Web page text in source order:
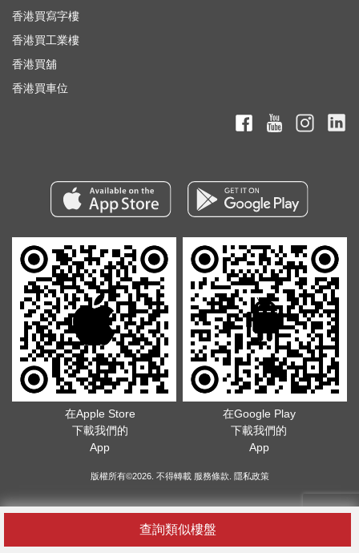
查詢類似樓盤
香港買寫字樓
香港買工業樓
香港買舖
香港買車位
在Apple Store
下載我們的
App
在Google Play
下載我們的
App
版權所有©2026. 不得轉載 服務條款 隱私政策